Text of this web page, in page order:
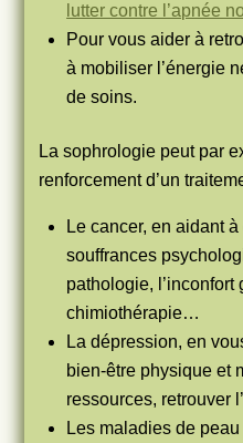
lutter contre l’apnée
Pour vous aider à
à mobiliser l’énergie
de soins.
La sophrologie peut par
renforcement d’un
Le cancer, en aidant
souffrances
pathologie, l’inconfort
chimiothérapie…
La dépression, en
bien-être physique et
ressources, retrouver
Les maladies de